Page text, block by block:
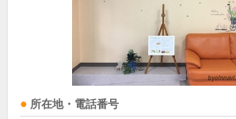
所在地・電話番号